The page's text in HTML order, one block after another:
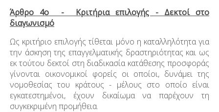
Άρθρο 4ο - Κριτήρια επιλογής - Δεκτοί στο
διαγωνισμό
Ως κριτήριο επιλογής τίθεται μόνο η καταλληλότητα για
την άσκηση της επαγγελματικής δραστηριότητας και ως
εκ τούτου δεκτοί στη διαδικασία κατάθεσης προσφοράς
γίνονται οικονομικοί φορείς οι οποίοι, δυνάμει της
νομοθεσίας του κράτους - μέλους στο οποίο είναι
εγκατεστημένοι, έχουν δικαίωμα να παρέχουν τη
συγκεκριμένη προμήθεια.